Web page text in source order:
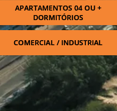
APARTAMENTOS 04 OU +
DORMITÓRIOS
COMERCIAL / INDUSTRIAL